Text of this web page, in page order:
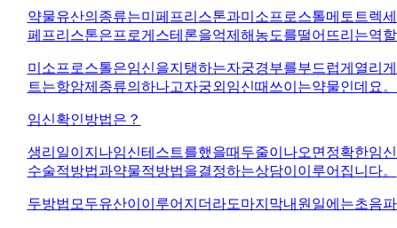
약물유산의종류는미페프리스톤과미소프로스톨메토트렉
페프리스톤은프로게스테론을억제해농도를떨어뜨리는역할
미소프로스톨은임신을지탱하는자궁경부를부드럽게열리
트는항암제종류의하나고자궁외임신때쓰이는약물인데요
임신확인방법은？
생리일이지나임신테스트를했을때두줄이나오면정확한임
수술적방법과약물적방법을결정하는상담이이루어집니다。
두방법모두유산이이루어지더라도마지막내원일에는초음